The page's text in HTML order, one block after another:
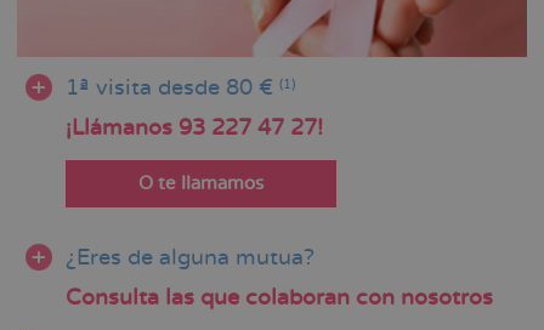
1ª visita desde 80 € (1)
¡Llámanos 93 227 47 27!
O te llamamos
¿Eres de alguna mutua?
Consulta las que colaboran con nosotros